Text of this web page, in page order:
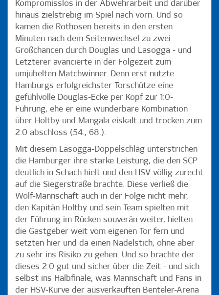
Kompromisslos in der Abwehrarbeit und darüber
hinaus zielstrebig im Spiel nach vorn. Und so
kamen die Rothosen bereits in den ersten
Minuten nach dem Seitenwechsel zu zwei
Großchancen durch Douglas und Lasogga - und
Letzterer avancierte in der Folgezeit zum
umjubelten Matchwinner. Denn erst nutzte
Hamburgs erfolgreichster Torschütze eine
gefühlvolle Douglas-Ecke per Kopf zur 1:0-
Führung, ehe er eine wunderbare Kombination
über Holtby und Mangala eiskalt und trocken zum
2:0 abschloss (54., 68.).
Mit diesem Lasogga-Doppelschlag unterstrichen
die Hamburger ihre starke Leistung, die den SCP
deutlich in Schach hielt und den HSV völlig zurecht
auf die Siegerstraße brachte. Diese verließ die
Wolf-Mannschaft auch in der Folge nicht mehr,
den Kapitän Holtby und sein Team spielten mit
der Führung im Rücken souverän weiter, hielten
die Gastgeber weit vom eigenen Tor fern und
setzten hier und da einen Nadelstich, ohne aber
zu sehr ins Risiko zu gehen. Und so brachte der
dieses 2:0 gut und sicher über die Zeit - und sich
selbst ins Halbfinale, was Mannschaft und Fans in
der HSV-Kurve der ausverkauften Benteler-Arena